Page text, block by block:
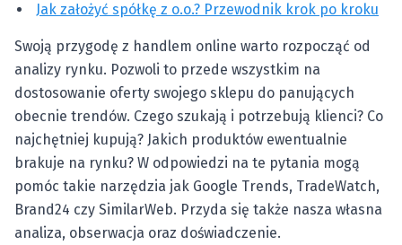
Jak założyć spółkę z o.o.? Przewodnik krok po kroku
Swoją przygodę z handlem online warto rozpocząć od
analizy rynku. Pozwoli to przede wszystkim na
dostosowanie oferty swojego sklepu do panujących
obecnie trendów. Czego szukają i potrzebują klienci? Co
najchętniej kupują? Jakich produktów ewentualnie
brakuje na rynku? W odpowiedzi na te pytania mogą
pomóc takie narzędzia jak Google Trends, TradeWatch,
Brand24 czy SimilarWeb. Przyda się także nasza własna
analiza, obserwacja oraz doświadczenie.